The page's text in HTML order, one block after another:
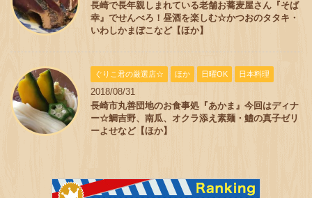
長崎で長年親しまれている老舗お蕎麦屋さん『そば
幸』でせんべろ！昼酒を楽しむ☆かつおのタタキ・
いわしかまぼこなど【ほか】
ぐりこ君の厳選店☆ ほか 日曜OK 日本料理
2018/08/31
長崎市丸善団地のお食事処『あかま』今回はディナ
ー☆鯛吉野、南瓜、オクラ添え素麺・鱧の真子ゼリ
ーよせなど【ほか】